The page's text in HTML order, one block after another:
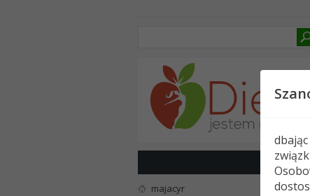
majacyr